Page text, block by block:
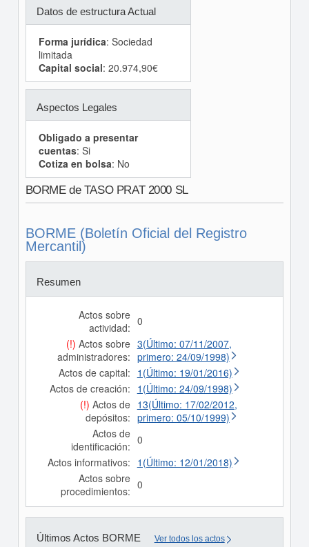
Datos de estructura Actual
Forma jurídica: Sociedad
limitada
Capital social: 20.974,90€
Aspectos Legales
Obligado a presentar
cuentas: Si
Cotiza en bolsa: No
BORME de TASO PRAT 2000 SL
BORME (Boletín Oficial del Registro
Mercantil)
Resumen
Actos sobre
actividad: 0
(!) Actos sobre
administradores:
3(Último: 07/11/2007,
primero: 24/09/1998)
Actos de capital: 1(Último: 19/01/2016)
Actos de creación: 1(Último: 24/09/1998)
(!) Actos de
depósitos:
13(Último: 17/02/2012,
primero: 05/10/1999)
Actos de
identificación: 0
Actos informativos: 1(Último: 12/01/2018)
Actos sobre
procedimientos: 0
Últimos Actos BORME Ver todos los actos